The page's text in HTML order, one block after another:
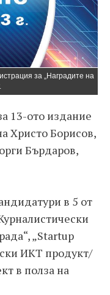
за „Наградите на
13-ото издание
Христо Борисов,
Бърдаров,
в 5 от
„Startup
ИКТ продукт/
в полза на